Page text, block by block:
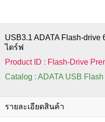
USB3.1 ADATA Flash-
ไดร์ฟ
Product ID : Flash-Drive
Catalog : ADATA USB
รายละเอียดสินค้า